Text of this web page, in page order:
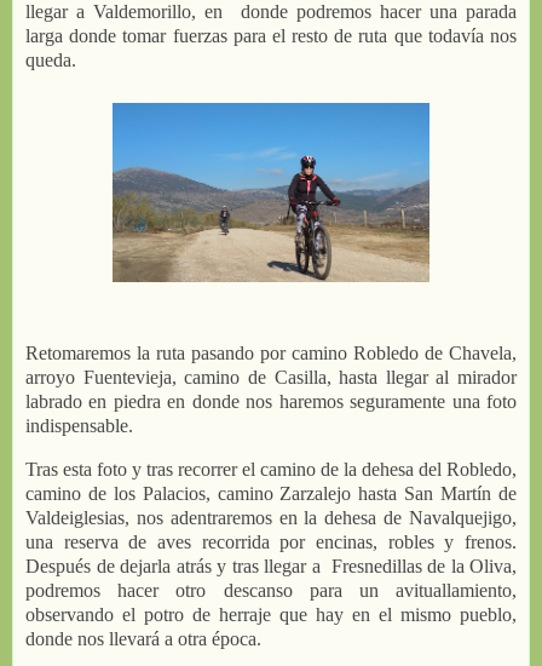
llegar a Valdemorillo, en donde podremos hacer una parada
larga donde tomar fuerzas para el resto de ruta que todavía nos
queda.
Retomaremos la ruta pasando por camino Robledo de Chavela,
arroyo Fuentevieja, camino de Casilla, hasta llegar al mirador
labrado en piedra en donde nos haremos seguramente una foto
indispensable.
Tras esta foto y tras recorrer el camino de la dehesa del Robledo,
camino de los Palacios, camino Zarzalejo hasta San Martín de
Valdeiglesias, nos adentraremos en la dehesa de Navalquejigo,
una reserva de aves recorrida por encinas, robles y frenos.
Después de dejarla atrás y tras llegar a Fresnedillas de la Oliva,
podremos hacer otro descanso para un avituallamiento,
observando el potro de herraje que hay en el mismo pueblo,
donde nos llevará a otra época.